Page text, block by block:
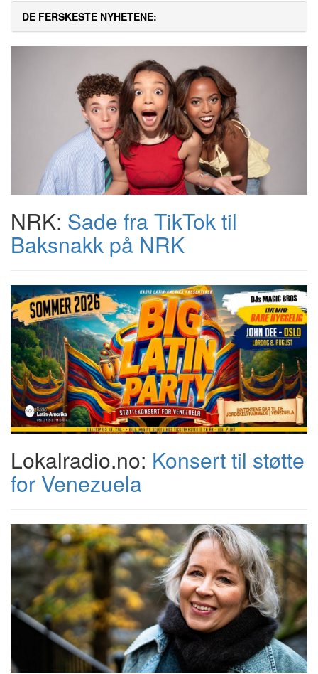
DE FERSKESTE NYHETENE:
NRK: Sade fra TikTok til
Baksnakk på NRK
Lokalradio.no: Konsert til støtte
for Venezuela